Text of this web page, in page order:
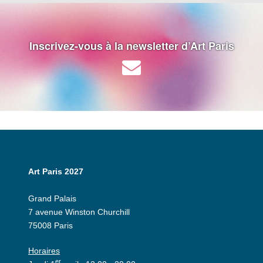
Inscrivez-vous à la newsletter d’Art Paris
Art Paris 2027
Grand Palais
7 avenue Winston Churchill
75008 Paris
Horaires
er